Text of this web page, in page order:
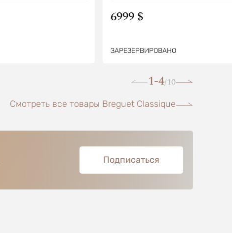
6999 $
ЗАРЕЗЕРВИРОВАНО
1-4/10
Смотреть все товары Breguet Classique
Подписаться